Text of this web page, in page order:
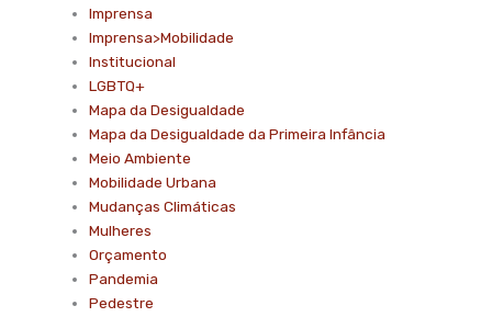
Imprensa
Imprensa>Mobilidade
Institucional
LGBTQ+
Mapa da Desigualdade
Mapa da Desigualdade da Primeira Infância
Meio Ambiente
Mobilidade Urbana
Mudanças Climáticas
Mulheres
Orçamento
Pandemia
Pedestre